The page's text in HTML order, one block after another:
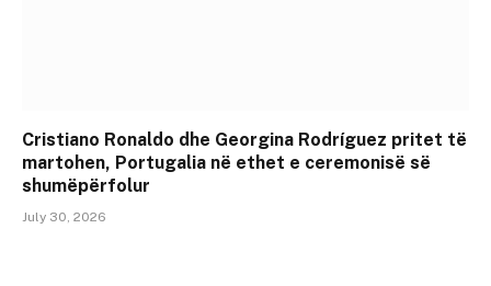
Cristiano Ronaldo dhe Georgina Rodríguez pritet të
martohen, Portugalia në ethet e ceremonisë së
shumëpërfolur
July 30, 2026